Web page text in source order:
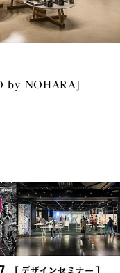
by NOHARA]